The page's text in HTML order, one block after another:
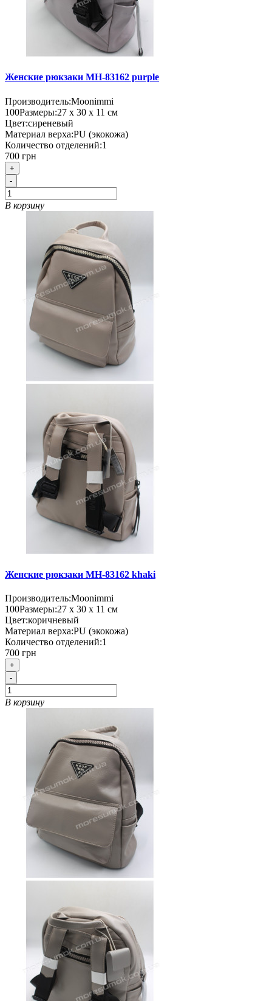
Женские рюкзаки MH-83162 purple
Производитель:Moonimmi
100Размеры:27 х 30 х 11 см
Цвет:сиреневый
Материал верха:PU (экокожа)
Количество отделений:1
700 грн
+
-
В корзину
Женские рюкзаки MH-83162 khaki
Производитель:Moonimmi
100Размеры:27 х 30 х 11 см
Цвет:коричневый
Материал верха:PU (экокожа)
Количество отделений:1
700 грн
+
-
В корзину